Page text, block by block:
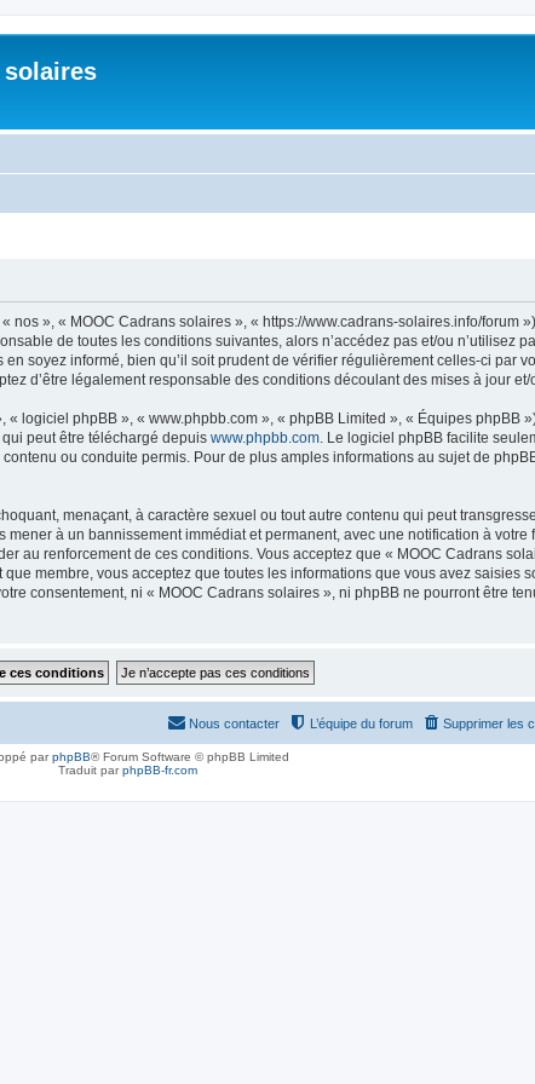
solaires
», « MOOC Cadrans solaires », « https://www.cadrans-solaires.info/forum
de toutes les conditions suivantes, alors n’accédez pas et/ou n’utilisez
soyez informé, bien qu’il soit prudent de vérifier régulièrement celles-ci par
d’être légalement responsable des conditions découlant des mises à jour
logiciel phpBB », « www.phpbb.com », « phpBB Limited », « Équipes phpBB
peut être téléchargé depuis www.phpbb.com. Le logiciel phpBB facilite
ou conduite permis. Pour de plus amples informations au sujet de
menaçant, à caractère sexuel ou tout autre contenu qui peut
à un bannissement immédiat et permanent, avec une notification à votre
au renforcement de ces conditions. Vous acceptez que « MOOC Cadrans
membre, vous acceptez que toutes les informations que vous avez saisies
consentement, ni « MOOC Cadrans solaires », ni phpBB ne pourront être
Supprimer les
L’équipe du forum
Nous contacter
parphpBB® Forum Software © phpBB Limited
Traduit parphpBB-fr.com